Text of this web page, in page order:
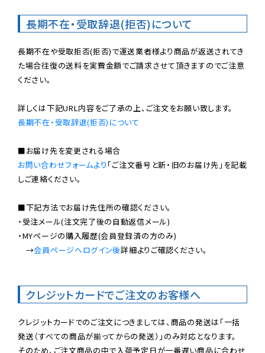
長期不在・受取辞退(拒否)について
長期不在や受取拒否(拒否)で運送業者様より商品が返送されてき
た場合往復の送料を実費金額でご請求させて頂きますのでご注意
ください。
長期不在・受取辞退(拒否)について
お問い合わせフォームより 「ご注文番号と新・旧のお届け先」を記載
しご連絡ください。
■下記方法でお届け先住所の確認ください。
・受注メール(注文完了後の自動返信メール)
・MYページの購入履歴(会員登録済の方のみ)
→会員ページへログイン後詳細よりご確認ください。
クレジットカードでご注文のお客様へ
クレジットカードでのご注文につきましては、商品の発送は「一括
発送（すべての商品が揃ってからの発送）」のみ対応となります。
そのため、ご注文商品の中で入荷予定日が一番遅い商品に合わせ